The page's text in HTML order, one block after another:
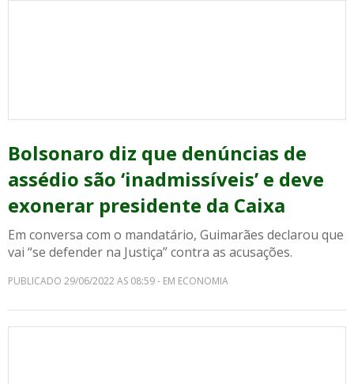
Bolsonaro diz que denúncias de
assédio são ‘inadmissíveis’ e deve
exonerar presidente da Caixa
Em conversa com o mandatário, Guimarães declarou que
vai “se defender na Justiça” contra as acusações.
PUBLICADO 29/06/2022 AS 08:59 - EM ECONOMIA